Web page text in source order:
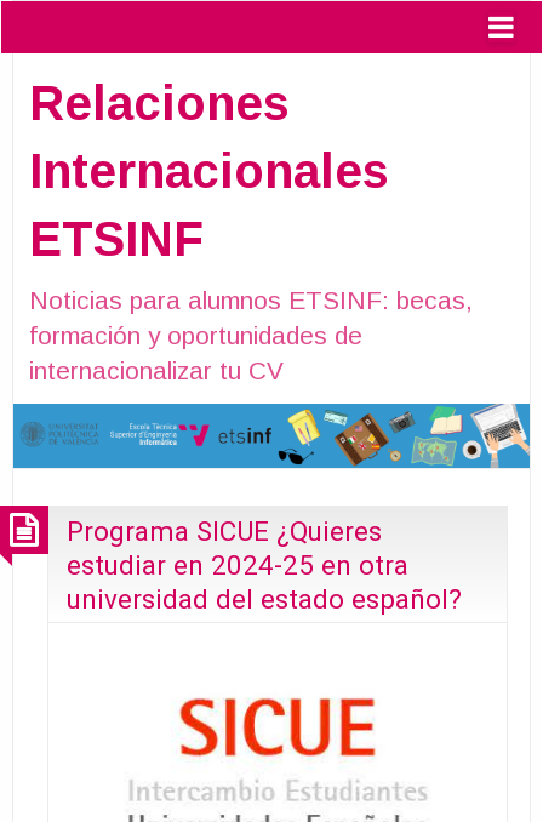
Relaciones
Internacionales
ETSINF
Noticias para alumnos ETSINF: becas,
formación y oportunidades de
internacionalizar tu CV
Programa SICUE ¿Quieres
estudiar en 2024-25 en otra
universidad del estado español?